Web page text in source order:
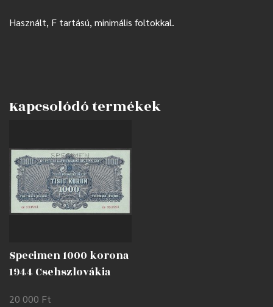
Használt, F tartású, minimális foltokkal.
Kapcsolódó termékek
Specimen 1000 korona
1944 Csehszlovákia
20 000 Ft